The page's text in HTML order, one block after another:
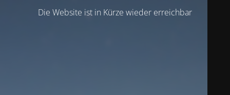
Die Website ist in Kürze wieder erreichbar